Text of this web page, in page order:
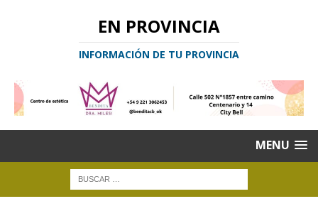
EN PROVINCIA
INFORMACIÓN DE TU PROVINCIA
MENU